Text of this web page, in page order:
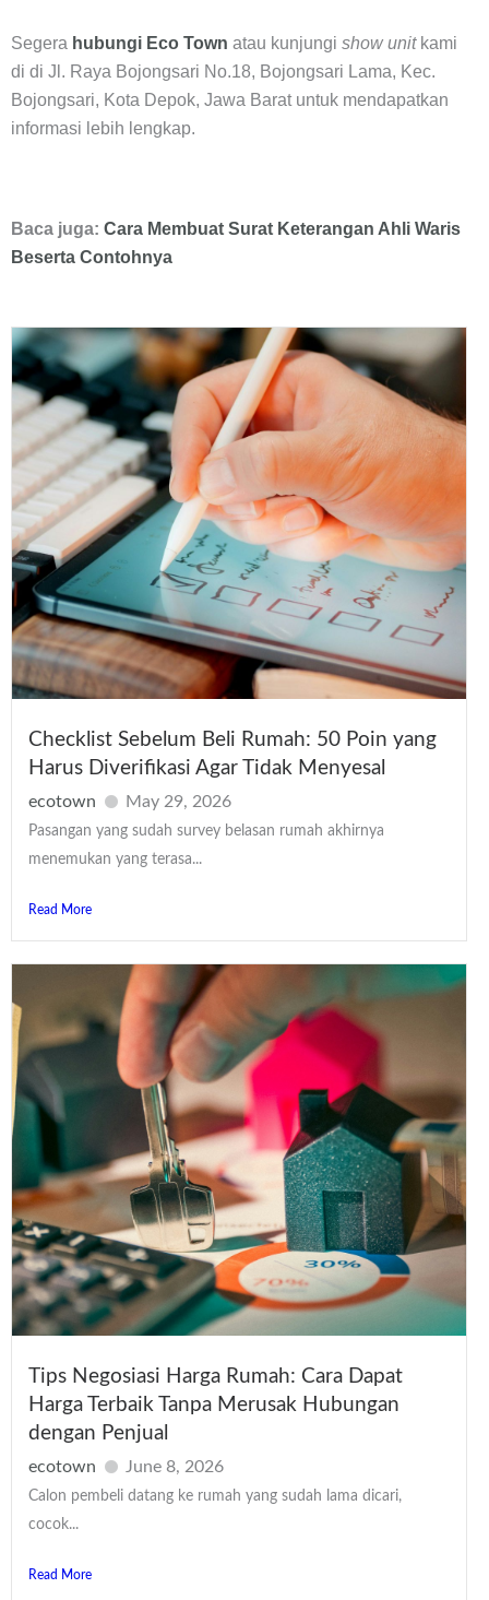
Segera hubungi Eco Town atau kunjungi show unitkami
di di Jl. Raya Bojongsari No.18, Bojongsari Lama, Kec.
Bojongsari, Kota Depok, Jawa Barat untuk mendapatkan
informasi lebih lengkap.
Baca juga: Cara Membuat Surat Keterangan Ahli Waris
Beserta Contohnya
Checklist Sebelum Beli Rumah: 50 Poin yang
Harus Diverifikasi Agar Tidak Menyesal
ecotown May 29, 2026
Pasangan yang sudah survey belasan rumah akhirnya
menemukan yang terasa...
Read More
Tips Negosiasi Harga Rumah: Cara Dapat
Harga Terbaik Tanpa Merusak Hubungan
dengan Penjual
ecotown June 8, 2026
Calon pembeli datang ke rumah yang sudah lama dicari,
cocok...
Read More